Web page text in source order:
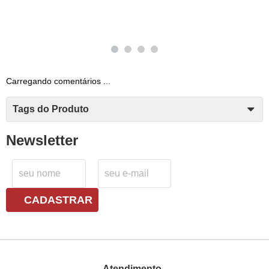
Carregando comentários ...
Tags do Produto
Newsletter
CADASTRAR